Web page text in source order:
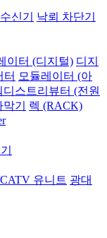
신기
낙뢰 차단기
이터 (디지털) 디지
터 모듈레이터 (아
디스트리뷰터 (전원
기
렉 (RACK)
유니트 광대